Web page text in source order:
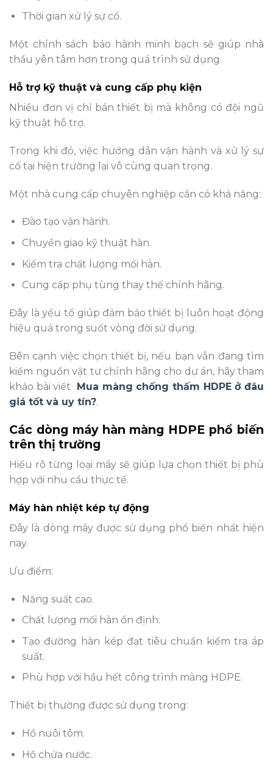
Thời gian xử lý sự cố.
Một chính sách bảo hành minh bạch sẽ giúp nhà
thầu yên tâm hơn trong quá trình sử dụng.
Hỗ trợ kỹ thuật và cung cấp phụ kiện
Nhiều đơn vị chỉ bán thiết bị mà không có đội ngũ
kỹ thuật hỗ trợ.
Trong khi đó, việc hướng dẫn vận hành và xử lý sự
cố tại hiện trường lại vô cùng quan trọng.
Một nhà cung cấp chuyên nghiệp cần có khả năng:
Đào tạo vận hành.
Chuyển giao kỹ thuật hàn.
Kiểm tra chất lượng mối hàn.
Cung cấp phụ tùng thay thế chính hãng.
Đây là yếu tố giúp đảm bảo thiết bị luôn hoạt động
hiệu quả trong suốt vòng đời sử dụng.
Bên cạnh việc chọn thiết bị, nếu bạn vẫn đang tìm
kiếm nguồn vật tư chính hãng cho dự án, hãy tham
khảo bài viết
Mua màng chống thấm HDPE ở đâu
giá tốt và uy tín?.
Các dòng máy hàn màng HDPE phổ biến
trên thị trường
Hiểu rõ từng loại máy sẽ giúp lựa chọn thiết bị phù
hợp với nhu cầu thực tế.
Máy hàn nhiệt kép tự động
Đây là dòng máy được sử dụng phổ biến nhất hiện
nay.
Ưu điểm:
Năng suất cao.
Chất lượng mối hàn ổn định.
Tạo đường hàn kép đạt tiêu chuẩn kiểm tra áp
suất.
Phù hợp với hầu hết công trình màng HDPE.
Thiết bị thường được sử dụng trong:
Hồ nuôi tôm.
Hồ chứa nước.